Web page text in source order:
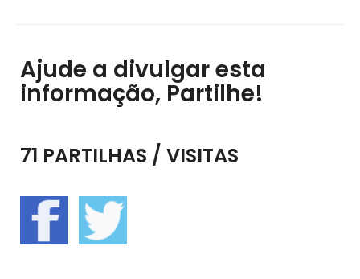
Ajude a divulgar esta
informação, Partilhe!
71 PARTILHAS / VISITAS